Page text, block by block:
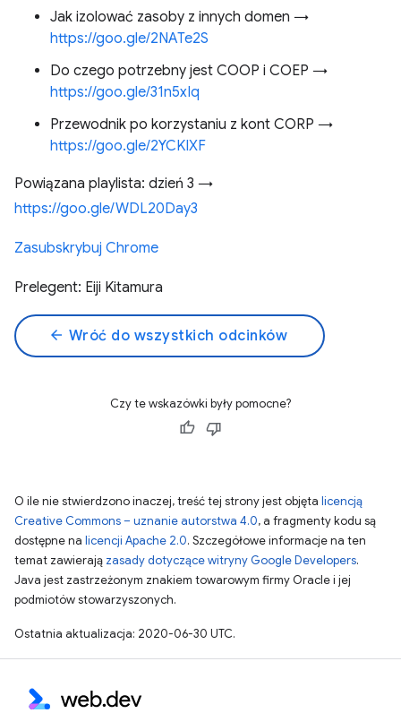
Jak izolować zasoby z innych domen →
https://goo.gle/2NATe2S
Do czego potrzebny jest COOP i COEP →
https://goo.gle/31n5xIq
Przewodnik po korzystaniu z kont CORP →
https://goo.gle/2YCKIXF
Powiązana playlista: dzień 3 →
https://goo.gle/WDL20Day3
Zasubskrybuj Chrome
Prelegent: Eiji Kitamura
arrow_back Wróć do wszystkich odcinków
Czy te wskazówki były pomocne?
O ile nie stwierdzono inaczej, treść tej strony jest objęta licencją
Creative Commons – uznanie autorstwa 4.0, a fragmenty kodu są
dostępne na licencji Apache 2.0. Szczegółowe informacje na ten
temat zawierają zasady dotyczące witryny Google Developers.
Java jest zastrzeżonym znakiem towarowym firmy Oracle i jej
podmiotów stowarzyszonych.
Ostatnia aktualizacja: 2020-06-30 UTC.